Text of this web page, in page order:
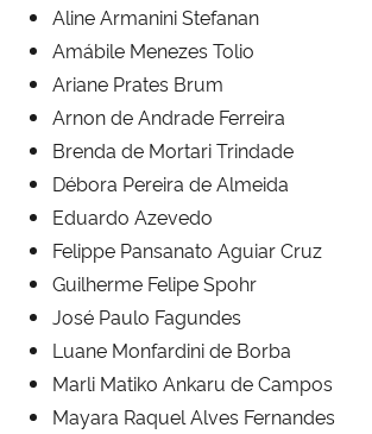
Ministério da Mulher, da Família e dos Direitos Humanos
Gabinete de Segurança Institucional
Advocacia-Geral da União
Banco Central do Brasil
Planalto
Aline Armanini Stefanan
Amábile Menezes Tolio
Ariane Prates Brum
Arnon de Andrade Ferreira
Brenda de Mortari Trindade
Débora Pereira de Almeida
Eduardo Azevedo
Felippe Pansanato Aguiar Cruz
Guilherme Felipe Spohr
José Paulo Fagundes
Luane Monfardini de Borba
Marli Matiko Ankaru de Campos
Mayara Raquel Alves Fernandes